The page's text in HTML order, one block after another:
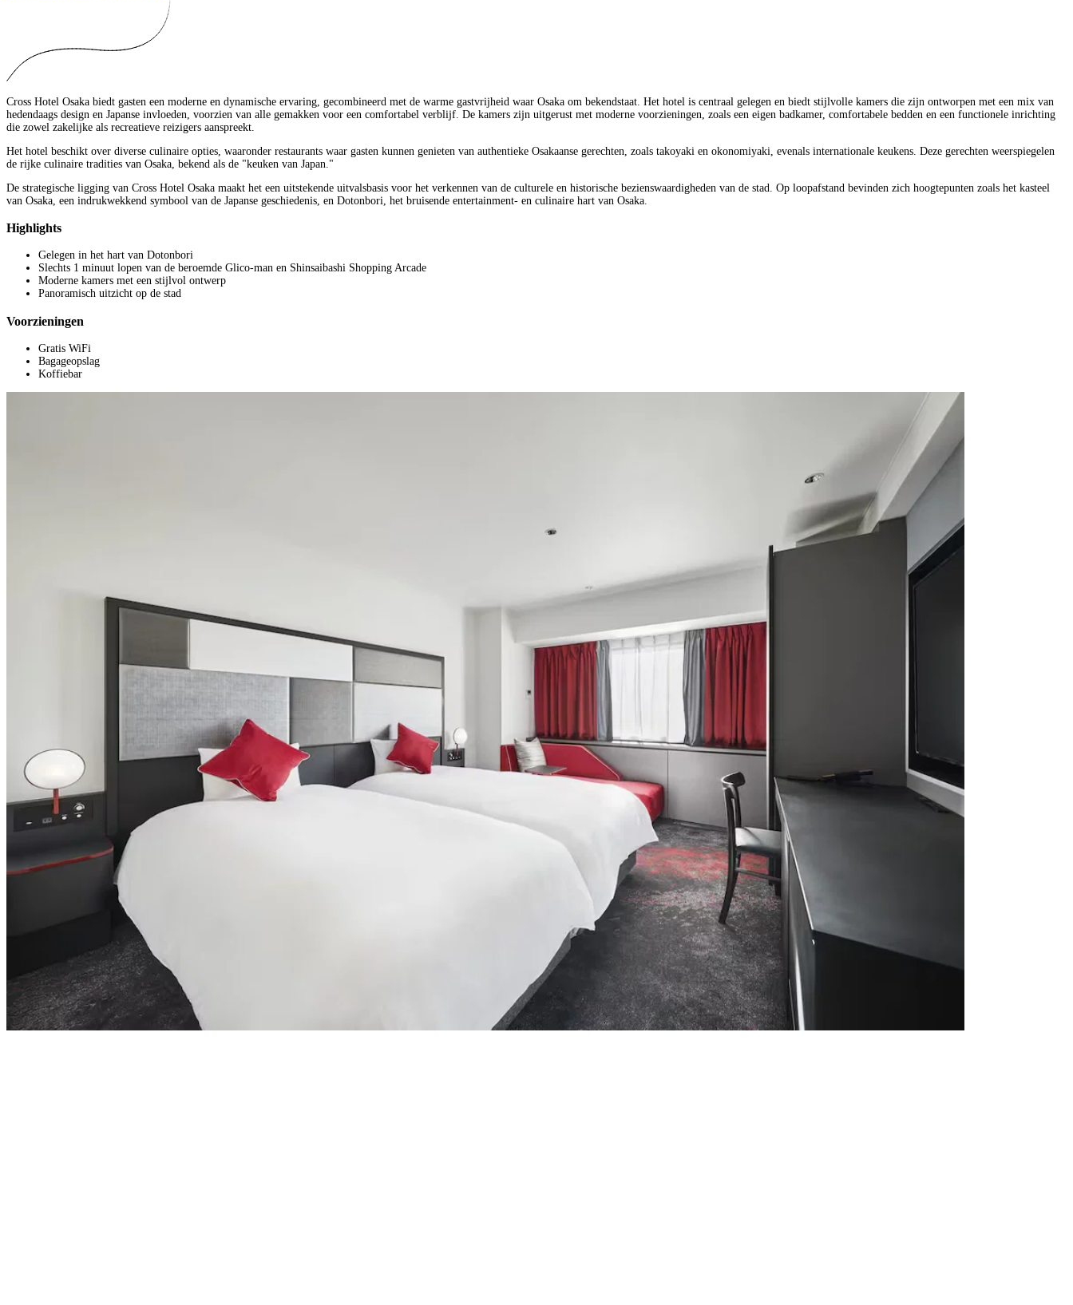
Cross Hotel Osaka biedt gasten een moderne en dynamische ervaring, gecombineerd met de warme gastvrijheid waar Osaka om bekendstaat. Het hotel is centraal gelegen en biedt stijlvolle kamers die zijn ontworpen met een mix van
hedendaags design en Japanse invloeden, voorzien van alle gemakken voor een comfortabel verblijf. De kamers zijn uitgerust met moderne voorzieningen, zoals een eigen badkamer, comfortabele bedden en een functionele inrichting
die zowel zakelijke als recreatieve reizigers aanspreekt.
Het hotel beschikt over diverse culinaire opties, waaronder restaurants waar gasten kunnen genieten van authentieke Osakaanse gerechten, zoals takoyaki en okonomiyaki, evenals internationale keukens. Deze gerechten weerspiegelen
de rijke culinaire tradities van Osaka, bekend als de "keuken van Japan."
De strategische ligging van Cross Hotel Osaka maakt het een uitstekende uitvalsbasis voor het verkennen van de culturele en historische bezienswaardigheden van de stad. Op loopafstand bevinden zich hoogtepunten zoals het kasteel
van Osaka, een indrukwekkend symbool van de Japanse geschiedenis, en Dotonbori, het bruisende entertainment- en culinaire hart van Osaka.
Highlights
Gelegen in het hart van Dotonbori
Slechts 1 minuut lopen van de beroemde Glico-man en Shinsaibashi Shopping Arcade
Moderne kamers met een stijlvol ontwerp
Panoramisch uitzicht op de stad
Voorzieningen
Gratis WiFi
Bagageopslag
Koffiebar